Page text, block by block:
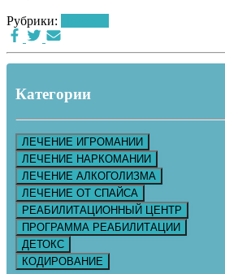
Рубрики:
Категории
ЛЕЧЕНИЕ ИГРОМАНИИ
ЛЕЧЕНИЕ НАРКОМАНИИ
ЛЕЧЕНИЕ АЛКОГОЛИЗМА
ЛЕЧЕНИЕ ОТ СПАЙСА
РЕАБИЛИТАЦИОННЫЙ ЦЕНТР
ПРОГРАММА РЕАБИЛИТАЦИИ
ДЕТОКС
КОДИРОВАНИЕ